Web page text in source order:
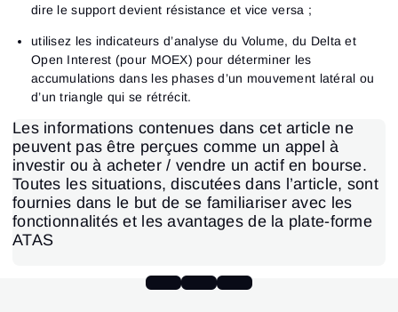
dire le support devient résistance et vice versa ;
utilisez les indicateurs d’analyse du Volume, du Delta et
Open Interest (pour MOEX) pour déterminer les
accumulations dans les phases d’un mouvement latéral ou
d’un triangle qui se rétrécit.
Les informations contenues dans cet article ne
peuvent pas être perçues comme un appel à
investir ou à acheter / vendre un actif en bourse.
Toutes les situations, discutées dans l’article, sont
fournies dans le but de se familiariser avec les
fonctionnalités et les avantages de la plate-forme
ATAS